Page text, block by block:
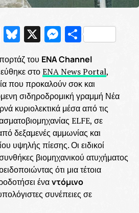
Bluesky
X
του ENA Channel
στοENA News Portal,
που προκαλούν σοκ και
σιδηροδρομική γραμμή Νέα
κυριολεκτικά μέσα από τις
ELFE, σε
δεξαμενές αμμωνίας και
υψηλής πίεσης. Οι ειδικοί
βιομηχανικού ατυχήματος
ότι μια τέτοια
έναντόμινο
συνέπειες σε